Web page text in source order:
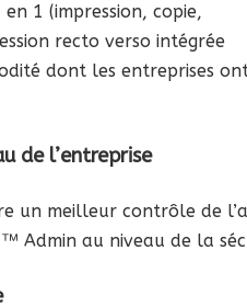
1 (impression, copie,
recto verso intégrée
dont les entreprises
de l’entreprise
un meilleur contrôle de
Admin au niveau de la